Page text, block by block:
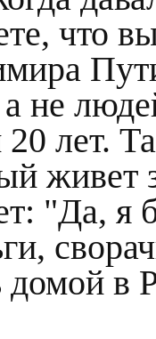
что
не
лет.
живет
"Да, я
домой в